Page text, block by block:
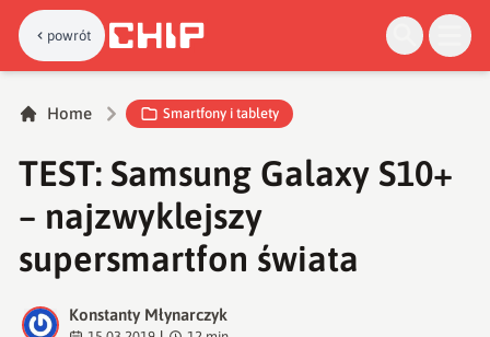
powrót
Home Smartfony i tablety
TEST: Samsung Galaxy S10+
– najzwyklejszy
supersmartfon świata
K
Konstanty Młynarczyk